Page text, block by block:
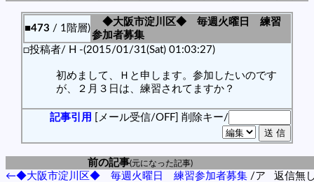
■473 / 1階層)
◆大阪市淀川区◆ 毎週火曜日 練習
参加者募集
□投稿者/ H -(2015/01/31(Sat) 01:03:27)
初めまして、Ｈと申します。参加したいのです
が、２月３日は、練習されてますか？
記事引用 [メール受信/OFF] 削除キー/
前の記事(元になった記事)
←◆大阪市淀川区◆ 毎週火曜日 練習参加者募集 /ア
返信無